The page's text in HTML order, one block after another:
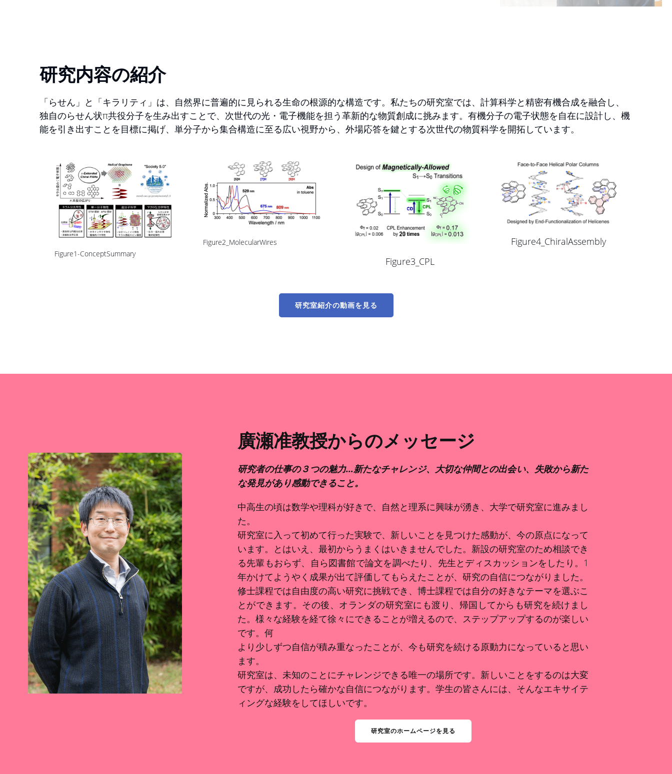
研究内容の紹介
「らせん」と「キラリティ」は、自然界に普遍的に見られる生命の根源的な構造です。私たちの研究室では、計算科学と精密有機合成を融合し、
独自のらせん状π共役分子を生み出すことで、次世代の光・電子機能を担う革新的な物質創成に挑みます。有機分子の電子状態を自在に設計し、機
能を引き出すことを目標に掲げ、単分子から集合構造に至る広い視野から、外場応答を鍵とする次世代の物質科学を開拓しています。
Figure1-ConceptSummary
Figure2_MolecularWires
Figure3_CPL
Figure4_ChiralAssembly
研究室紹介の動画を見る
廣瀬准教授からのメッセージ
研究者の仕事の３つの魅力…新たなチャレンジ、大切な仲間との出会い、失敗から新た
な発見があり感動できること。
中高生の頃は数学や理科が好きで、自然と理系に興味が湧き、大学で研究室に進みまし
た。
研究室に入って初めて行った実験で、新しいことを見つけた感動が、今の原点になって
います。とはいえ、最初からうまくはいきませんでした。新設の研究室のため相談でき
る先輩もおらず、自ら図書館で論文を調べたり、先生とディスカッションをしたり。1
年かけてようやく成果が出て評価してもらえたことが、研究の自信につながりました。
修士課程では自由度の高い研究に挑戦でき、博士課程では自分の好きなテーマを選ぶこ
とができます。その後、オランダの研究室にも渡り、帰国してからも研究を続けまし
た。様々な経験を経て徐々にできることが増えるので、ステップアップするのが楽しい
です。何
より少しずつ自信が積み重なったことが、今も研究を続ける原動力になっていると思い
ます。
研究室は、未知のことにチャレンジできる唯一の場所です。新しいことをするのは大変
ですが、成功したら確かな自信につながります。学生の皆さんには、そんなエキサイテ
ィングな経験をしてほしいです。
研究室のホームページを見る